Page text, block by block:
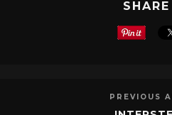
PREVIOUS